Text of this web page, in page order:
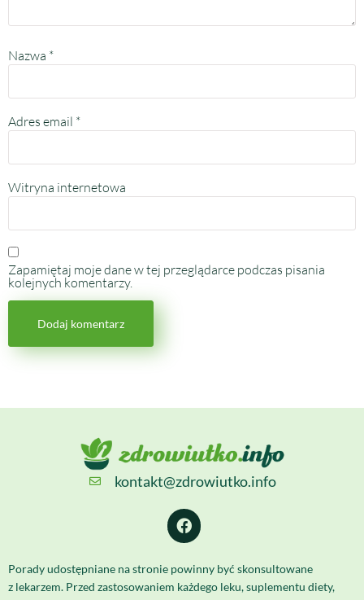
Nazwa *
Adres email *
Witryna internetowa
Zapamiętaj moje dane w tej przeglądarce podczas pisania
kolejnych komentarzy.
kontakt@zdrowiutko.info
Porady udostępniane na stronie powinny być skonsultowane
z lekarzem. Przed zastosowaniem każdego leku, suplementu diety,